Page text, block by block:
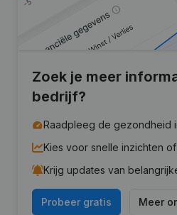
Zoek je meer
bedrijf?
Raadpleeg de gezondheid
Kies voor snelle inzichten
Krijg updates van
Probeer gratis Meer